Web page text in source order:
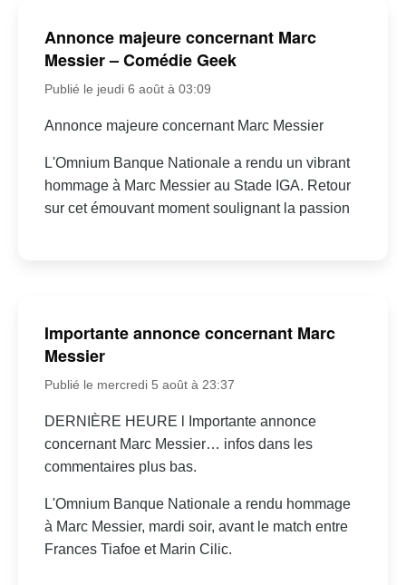
Annonce majeure concernant Marc
Messier – Comédie Geek
Publié le jeudi 6 août à 03:09
Annonce majeure concernant Marc Messier
L'Omnium Banque Nationale a rendu un vibrant
hommage à Marc Messier au Stade IGA. Retour
sur cet émouvant moment soulignant la passion
Importante annonce concernant Marc
Messier
Publié le mercredi 5 août à 23:37
DERNIÈRE HEURE l Importante annonce
concernant Marc Messier… infos dans les
commentaires plus bas.
L'Omnium Banque Nationale a rendu hommage
à Marc Messier, mardi soir, avant le match entre
Frances Tiafoe et Marin Cilic.